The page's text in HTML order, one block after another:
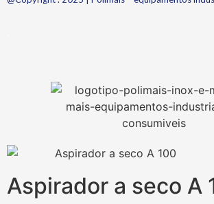
Aspirador a seco A